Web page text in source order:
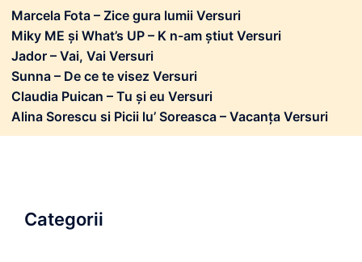
Marcela Fota – Zice gura lumii Versuri
Miky ME și What’s UP – K n-am știut Versuri
Jador – Vai, Vai Versuri
Sunna – De ce te visez Versuri
Claudia Puican – Tu și eu Versuri
Alina Sorescu si Picii lu’ Soreasca – Vacanța Versuri
Categorii